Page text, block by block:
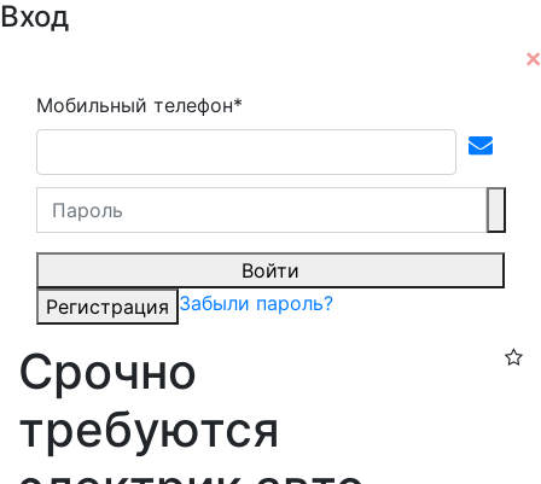
Вход
Мобильный телефон*
Войти
Регистрация Забыли пароль?
Срочно
требуются